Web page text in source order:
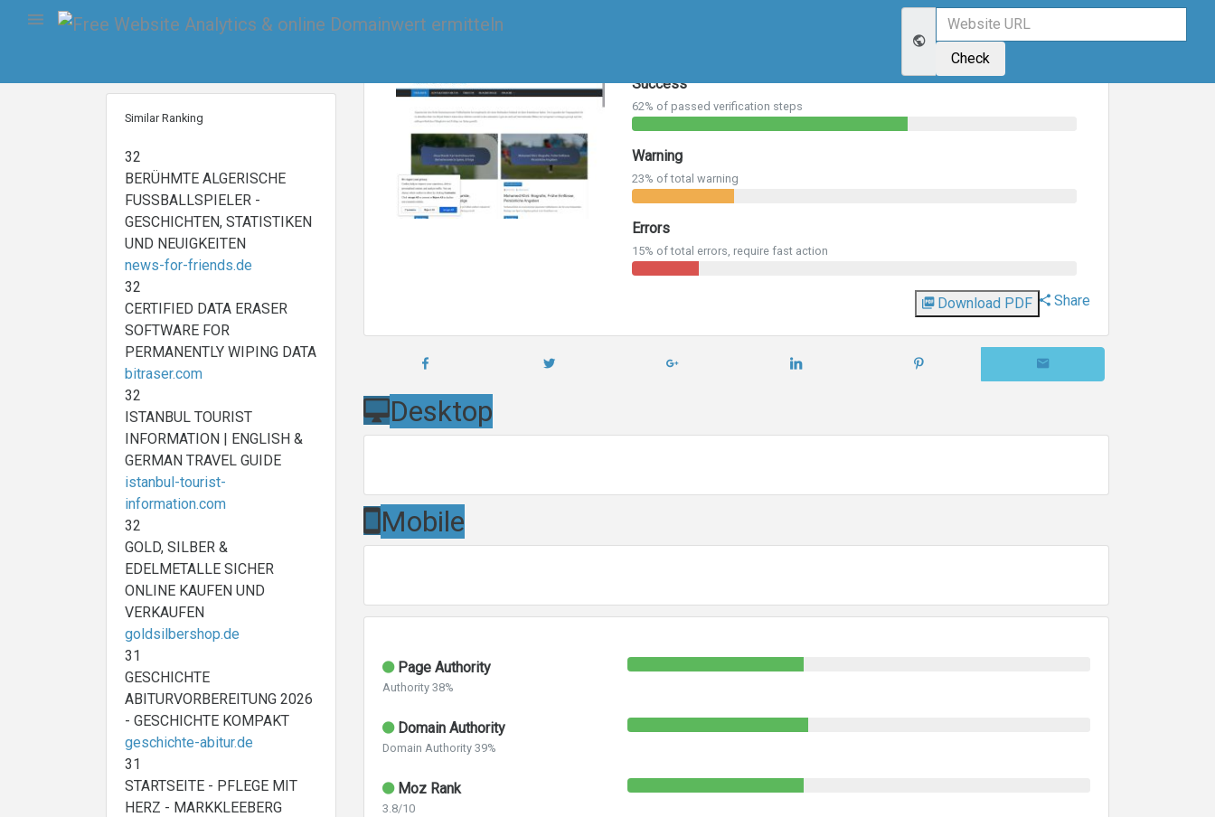
Check
Your Website Score is
Similar Ranking
32
BERÜHMTE ALGERISCHE
FUSSBALLSPIELER -
GESCHICHTEN, STATISTIKEN
UND NEUIGKEITEN
news-for-friends.de
32
CERTIFIED DATA ERASER
SOFTWARE FOR
PERMANENTLY WIPING DATA
bitraser.com
32
ISTANBUL TOURIST
INFORMATION | ENGLISH &
GERMAN TRAVEL GUIDE
istanbul-tourist-
information.com
32
GOLD, SILBER &
EDELMETALLE SICHER
ONLINE KAUFEN UND
VERKAUFEN
goldsilbershop.de
31
GESCHICHTE
ABITURVORBEREITUNG 2026
- GESCHICHTE KOMPAKT
geschichte-abitur.de
31
STARTSEITE - PFLEGE MIT
HERZ - MARKKLEEBERG
32 news-for-friends.de Last Updated: 2 weeks
Success
62% of passed verification steps
Warning
23% of total warning
Errors
15% of total errors, require fast action
Share
Download PDF
Desktop
Mobile
Page Authority
Authority 38%
Domain Authority
Domain Authority 39%
Moz Rank
3.8/10